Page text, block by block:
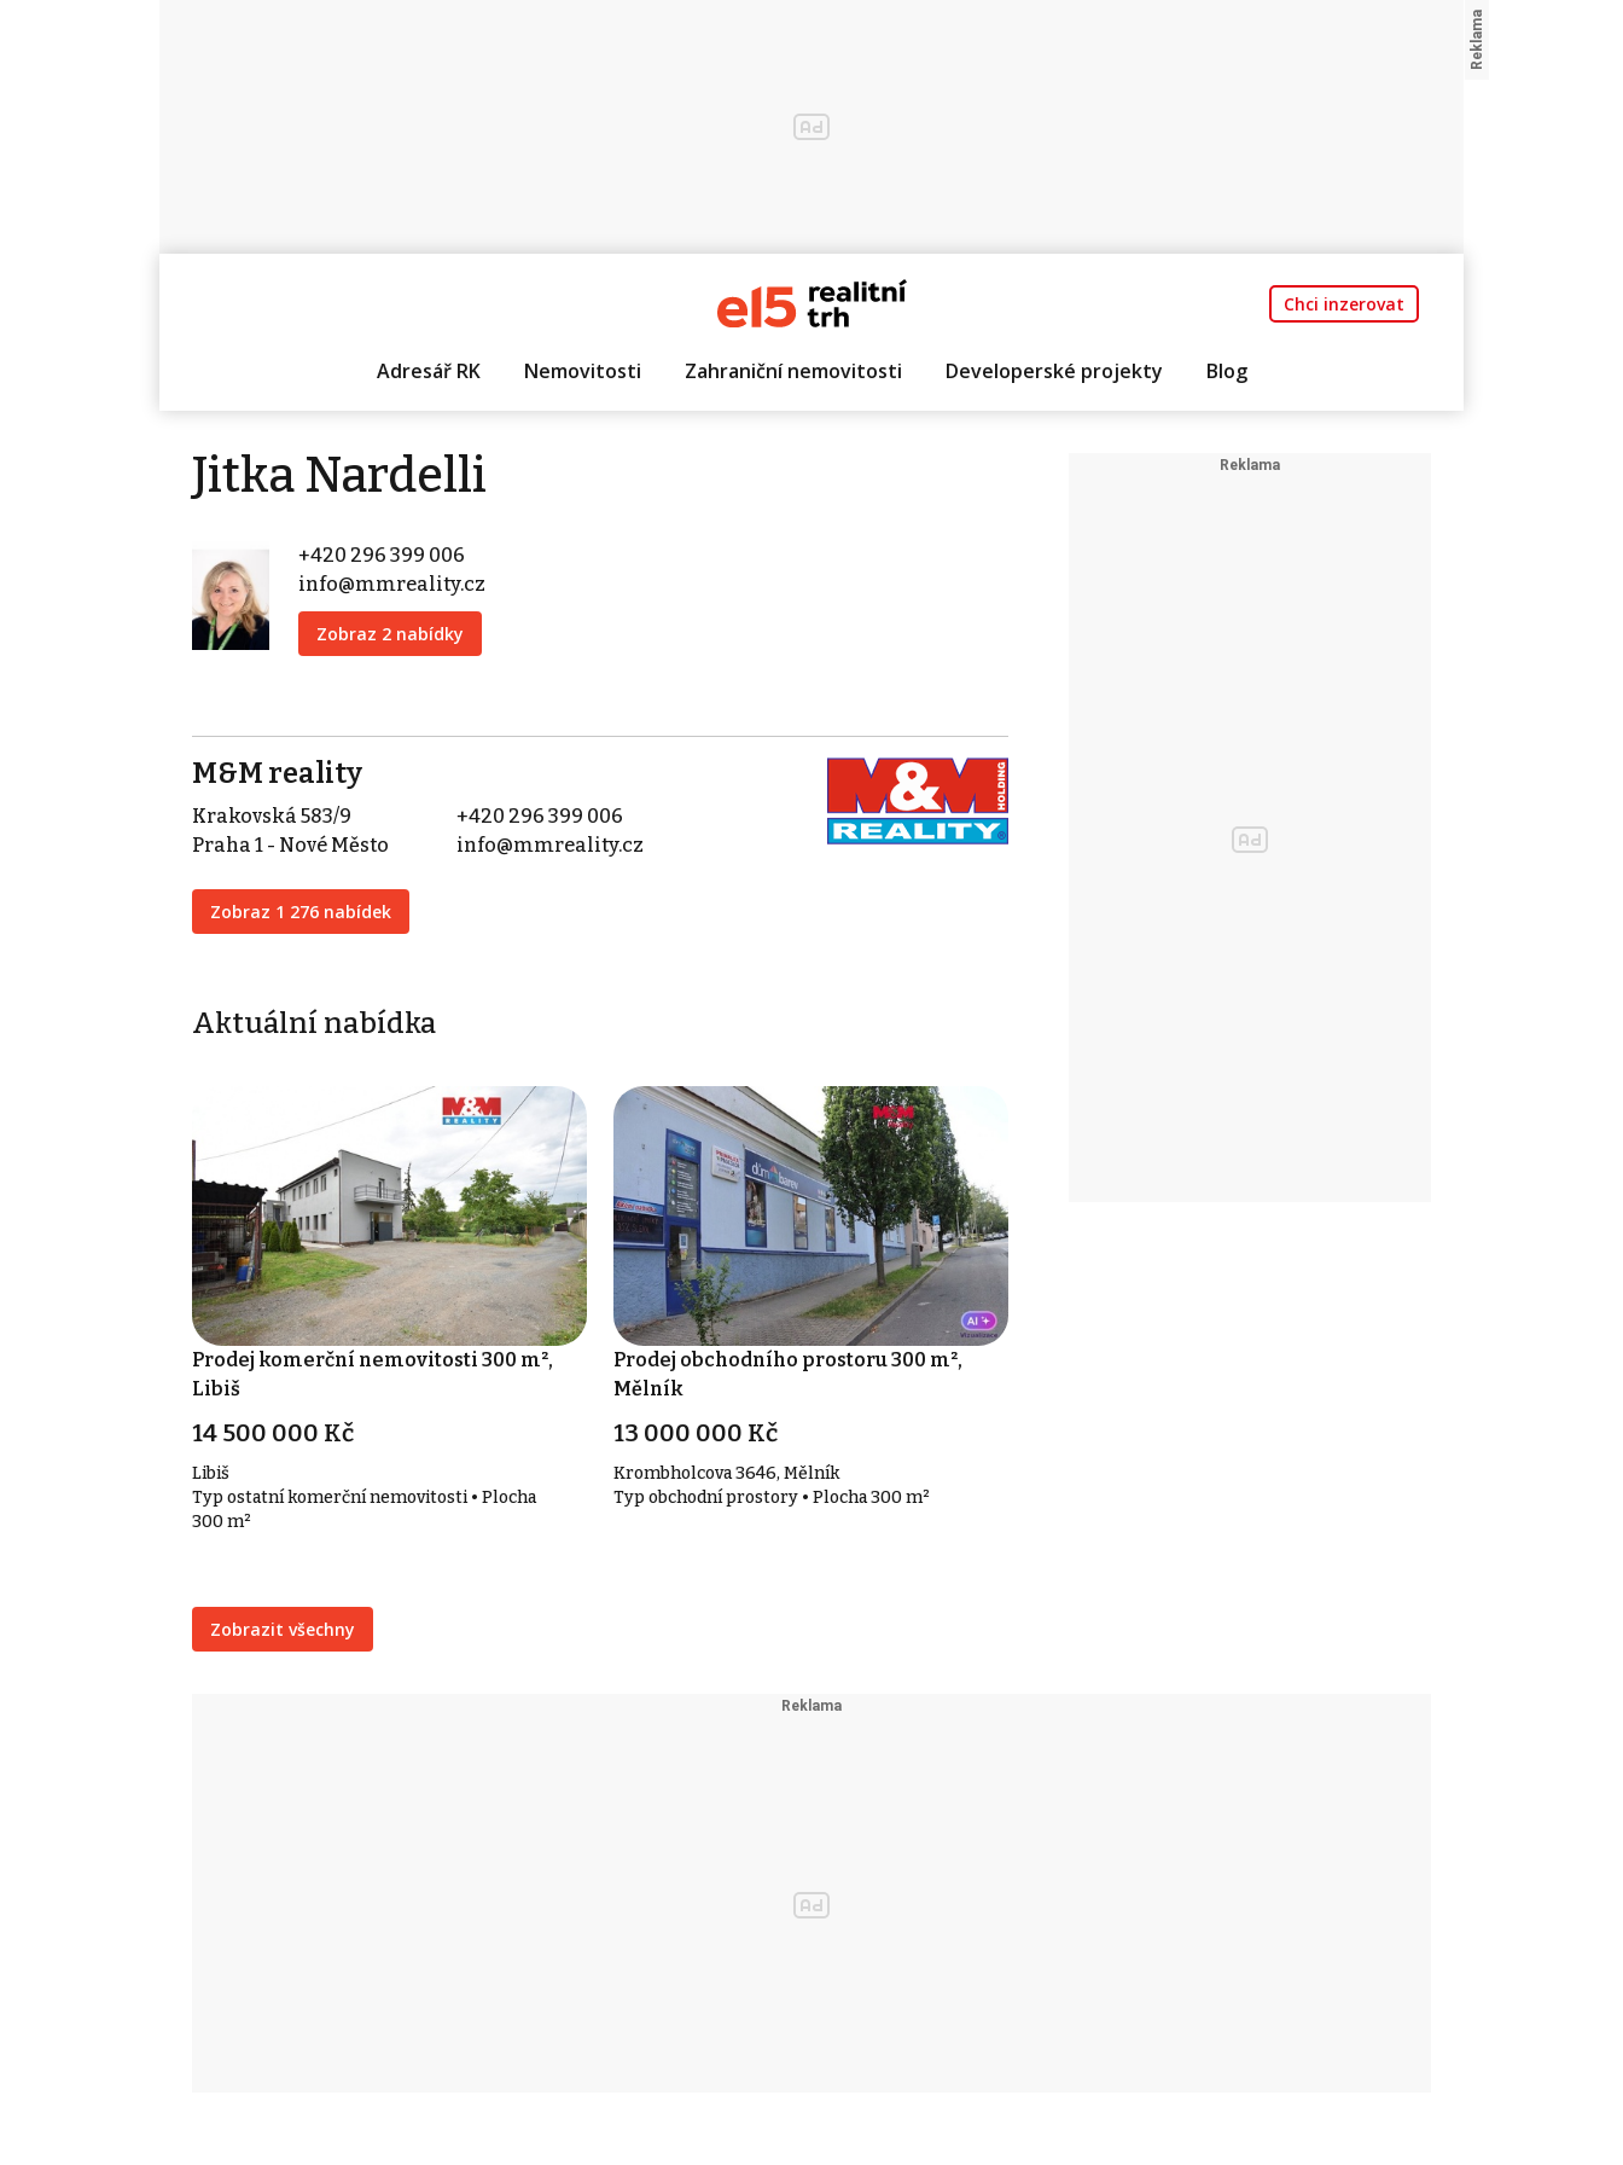
Chci inzerovat
Adresář RK Nemovitosti Zahraniční nemovitosti Developerské projekty Blog
Jitka Nardelli
+420 296 399 006
info@mmreality.cz
Zobraz 2 nabídky
M&M reality
Krakovská 583/9
Praha 1 - Nové Město
Zobraz 1 276 nabídek
+420 296 399 006
info@mmreality.cz
Aktuální nabídka
Prodej komerční nemovitosti 300 m²,
Libiš
14 500 000 Kč
Libiš
Typ ostatní komerční nemovitosti • Plocha
300 m²
Prodej obchodního prostoru 300 m²,
Mělník
13 000 000 Kč
Krombholcova 3646, Mělník
Typ obchodní prostory • Plocha 300 m²
Zobrazit všechny